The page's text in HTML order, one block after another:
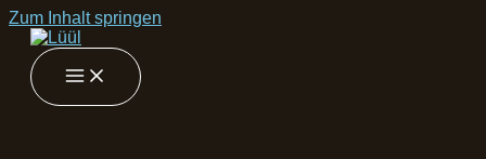
Zum Inhalt springen